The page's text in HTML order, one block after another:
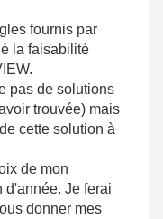
fournis par
la faisabilité
pas de solutions
trouvée) mais
cette solution à
de mon
d'année. Je ferai
donner mes